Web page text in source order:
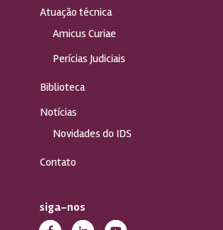
Atuação técnica
Amicus Curiae
Perícias Judiciais
Biblioteca
Notícias
Novidades do IDS
Contato
siga-nos